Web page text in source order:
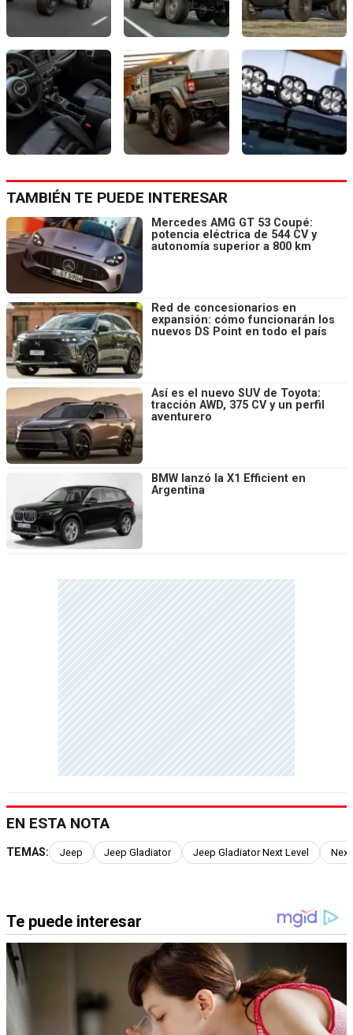
TAMBIÉN TE PUEDE INTERESAR
Mercedes AMG GT 53 Coupé:
potencia eléctrica de 544 CV y
autonomía superior a 800 km
Red de concesionarios en
expansión: cómo funcionarán los
nuevos DS Point en todo el país
Así es el nuevo SUV de Toyota:
tracción AWD, 375 CV y un perfil
aventurero
BMW lanzó la X1 Efficient en
Argentina
EN ESTA NOTA
TEMAS: Jeep Jeep Gladiator Jeep Gladiator Next Level